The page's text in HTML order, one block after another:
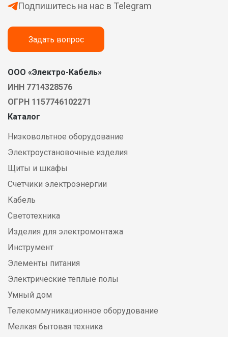
Подпишитесь на нас в Telegram
Задать вопрос
ООО «Электро-Кабель»
ИНН 7714328576
ОГРН 1157746102271
Каталог
Низковольтное оборудование
Электроустановочные изделия
Щиты и шкафы
Счетчики электроэнергии
Кабель
Светотехника
Изделия для электромонтажа
Инструмент
Элементы питания
Электрические теплые полы
Умный дом
Телекоммуникационное оборудование
Мелкая бытовая техника